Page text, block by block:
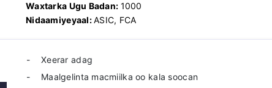
Waxtarka Ugu Badan: 1000
Nidaamiyeyaal:ASIC, FCA
Xeerar adag
Maalgelinta macmiilka oo kala soocan